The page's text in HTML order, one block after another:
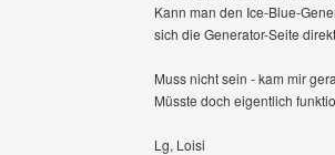
Kann man den Ice-Blue-
sich die Generator-Seite
Muss nicht sein - kam mir
Müsste doch eigentlich
Lg, Loisi